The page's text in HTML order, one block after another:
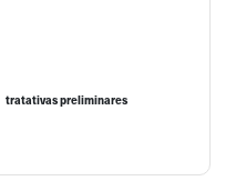
tratativas preliminares